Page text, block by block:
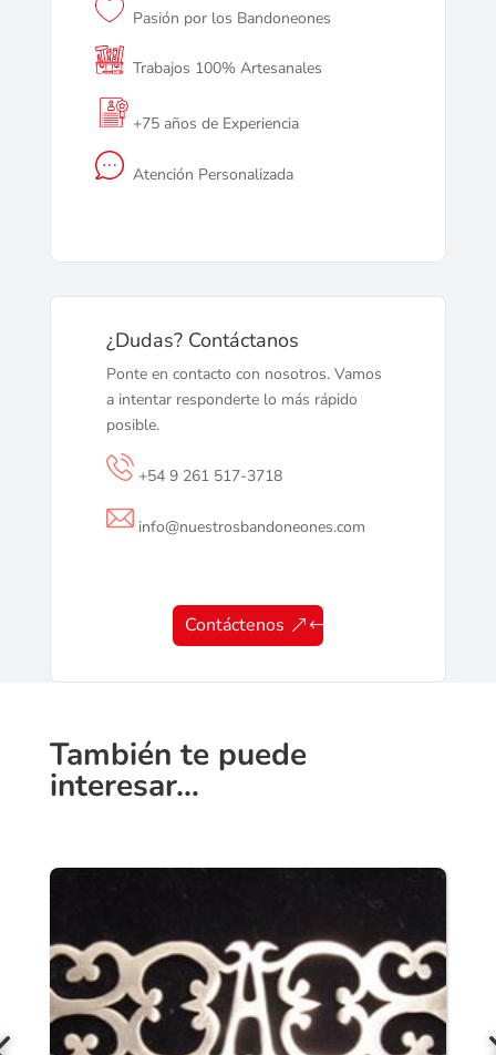
Pasión por los Bandoneones
Trabajos 100% Artesanales
+75 años de Experiencia
Atención Personalizada
¿Dudas? Contáctanos
Ponte en contacto con nosotros. Vamos
a intentar responderte lo más rápido
posible.
+54 9 261 517-3718
info@nuestrosbandoneones.com
Contáctenos
También te puede
interesar…